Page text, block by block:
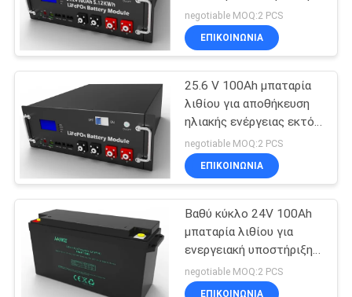
ενέργειας
negotiable MOQ:2 PCS
ΕΠΙΚΟΙΝΩΝΙΑ
25.6 V 100Ah μπαταρία
λιθίου για αποθήκευση
ηλιακής ενέργειας εκτός
δικτύου
negotiable MOQ:2 PCS
ΕΠΙΚΟΙΝΩΝΙΑ
Βαθύ κύκλο 24V 100Ah
μπαταρία λιθίου για
ενεργειακή υποστήριξη
και αποθήκευση
ενέργειας
negotiable MOQ:2 PCS
ΕΠΙΚΟΙΝΩΝΙΑ